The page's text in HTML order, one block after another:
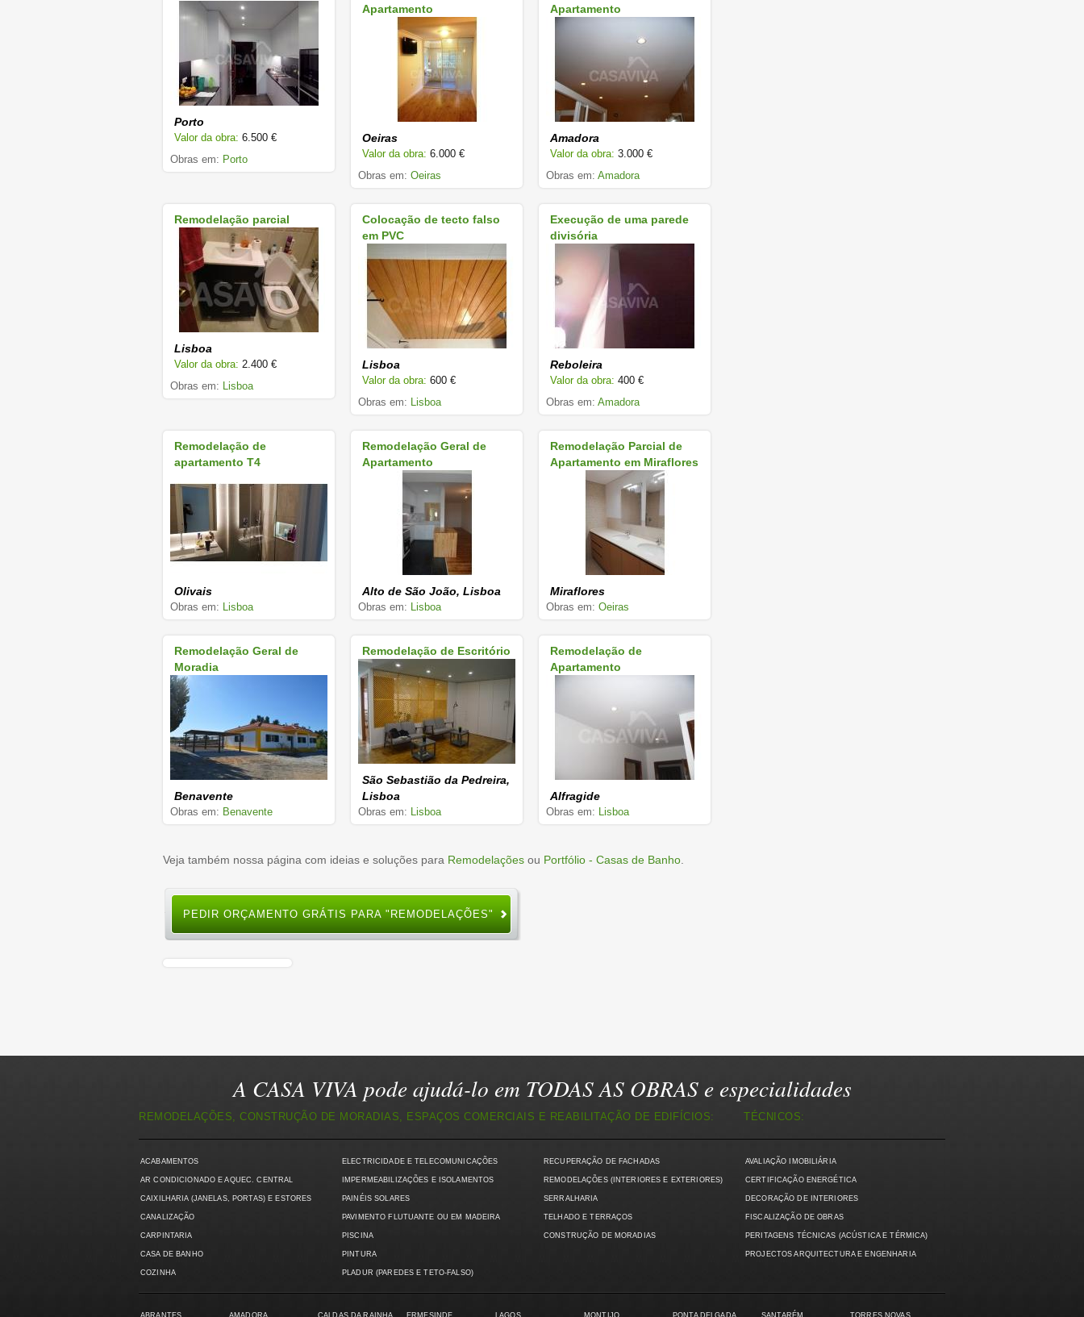
Porto
Valor da obra: 6.500 €
Obras em: Porto
Apartamento
Oeiras
Valor da obra: 6.000 €
Obras em: Oeiras
Apartamento
Amadora
Valor da obra: 3.000 €
Obras em: Amadora
Remodelação parcial
Lisboa
Valor da obra: 2.400 €
Obras em: Lisboa
Colocação de tecto falso
em PVC
Lisboa
Valor da obra: 600 €
Obras em: Lisboa
Execução de uma parede
divisória
Reboleira
Valor da obra: 400 €
Obras em: Amadora
Remodelação de
apartamento T4
Olivais
Obras em: Lisboa
Remodelação Geral de
Apartamento
Alto de São João, Lisboa
Obras em: Lisboa
Remodelação Parcial de
Apartamento em Miraflores
Miraflores
Obras em: Oeiras
Remodelação Geral de
Moradia
Benavente
Obras em: Benavente
Remodelação de Escritório
São Sebastião da Pedreira,
Lisboa
Obras em: Lisboa
Remodelação de
Apartamento
Alfragide
Obras em: Lisboa
Veja também nossa página com ideias e soluções para Remodelações ou Portfólio - Casas de Banho
PEDIR ORÇAMENTO GRÁTIS PARA "REMODELAÇÕES"
A CASA VIVA pode ajudá-lo em TODAS AS OBRAS e especialidades
REMODELAÇÕES, CONSTRUÇÃO DE MORADIAS, ESPAÇOS COMERCIAIS E REABILITAÇÃO DE EDIFÍCIOS: TÉCNICOS:
ACABAMENTOS
AR CONDICIONADO E AQUEC. CENTRAL
CAIXILHARIA (JANELAS, PORTAS) E ESTORES
CANALIZAÇÃO
CARPINTARIA
CASA DE BANHO
COZINHA
ELECTRICIDADE E TELECOMUNICAÇÕES
IMPERMEABILIZAÇÕES E ISOLAMENTOS
PAINÉIS SOLARES
PAVIMENTO FLUTUANTE OU EM MADEIRA
PISCINA
PINTURA
PLADUR (PAREDES E TETO-FALSO)
RECUPERAÇÃO DE FACHADAS
REMODELAÇÕES (INTERIORES E EXTERIORES)
SERRALHARIA
TELHADO E TERRAÇOS
CONSTRUÇÃO DE MORADIAS
AVALIAÇÃO IMOBILIÁRIA
CERTIFICAÇÃO ENERGÉTICA
DECORAÇÃO DE INTERIORES
FISCALIZAÇÃO DE OBRAS
PERITAGENS TÉCNICAS (ACÚSTICA E TÉRMICA)
PROJECTOS ARQUITECTURA E ENGENHARIA
ABRANTES AMADORA CALDAS DA RAINHA ERMESINDE LAGOS MONTIJO PONTA DELGADA SANTARÉM TORRES NOVAS